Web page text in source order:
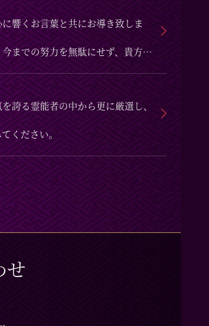
響くお言葉と共にお導き致しま
までの努力を無駄にせず、貴方の
誇る霊能者の中から更に厳選し、
ください。
せ